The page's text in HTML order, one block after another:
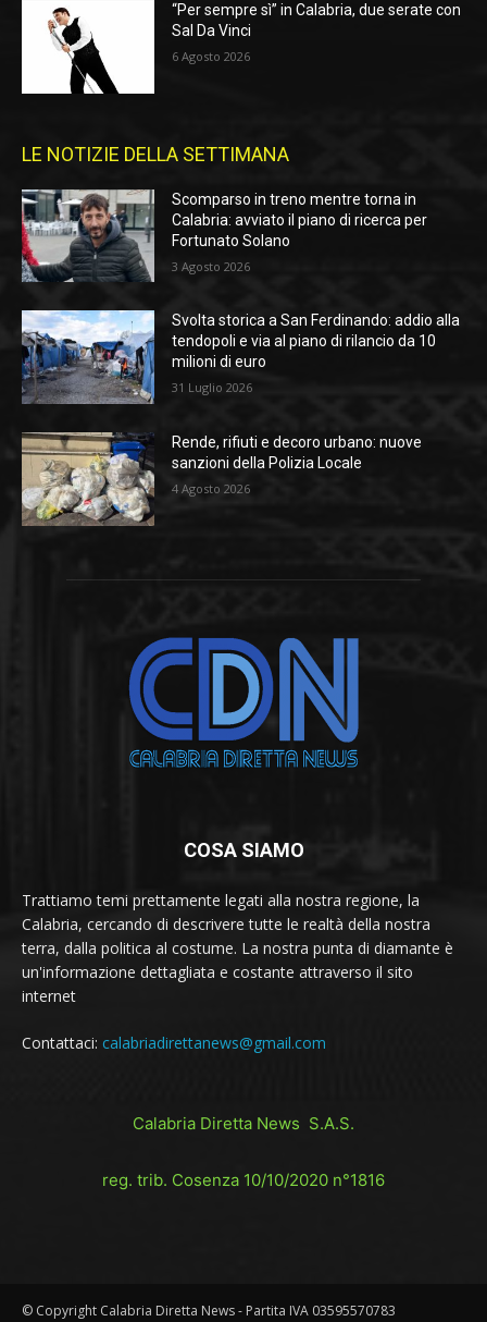
“Per sempre sì” in Calabria, due serate con
Sal Da Vinci
6 Agosto 2026
LE NOTIZIE DELLA SETTIMANA
Scomparso in treno mentre torna in
Calabria: avviato il piano di ricerca per
Fortunato Solano
3 Agosto 2026
Svolta storica a San Ferdinando: addio alla
tendopoli e via al piano di rilancio da 10
milioni di euro
31 Luglio 2026
Rende, rifiuti e decoro urbano: nuove
sanzioni della Polizia Locale
4 Agosto 2026
COSA SIAMO
Trattiamo temi prettamente legati alla nostra regione, la
Calabria, cercando di descrivere tutte le realtà della nostra
terra, dalla politica al costume. La nostra punta di diamante è
un'informazione dettagliata e costante attraverso il sito
internet
Contattaci: calabriadirettanews@gmail.com
Calabria Diretta News S.A.S.
reg. trib. Cosenza 10/10/2020 n°1816
© Copyright Calabria Diretta News - Partita IVA 03595570783